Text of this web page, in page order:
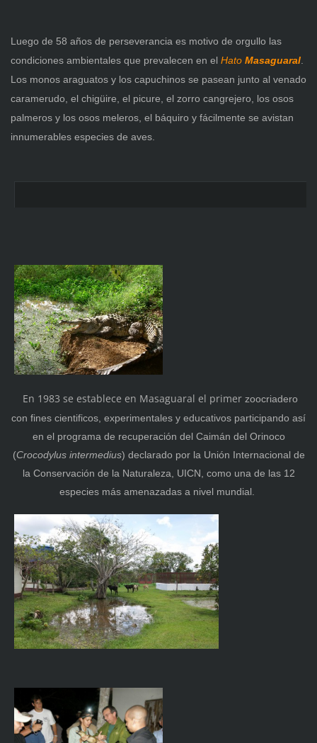
Luego de 58 años de perseverancia es motivo de orgullo las
condiciones ambientales que prevalecen en el Hato Masaguaral.
Los monos araguatos y los capuchinos se pasean junto al venado
caramerudo, el chigüire, el picure, el zorro cangrejero, los osos
palmeros y los osos meleros, el báquiro y fácilmente se avistan
innumerables especies de aves.
En 1983 se establece en Masaguaral el primer zoocriadero
con fines cientificos, experimentales y educativos participando así
en el programa de recuperación del Caimán del Orinoco
(Crocodylus intermedius) declarado por la Unión Internacional de
la Conservación de la Naturaleza, UICN, como una de las 12
especies más amenazadas a nivel mundial.